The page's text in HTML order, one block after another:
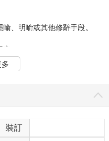
、明喻或其他修辭手段。
。
態。
裝訂